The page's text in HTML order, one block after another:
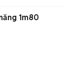
1m80